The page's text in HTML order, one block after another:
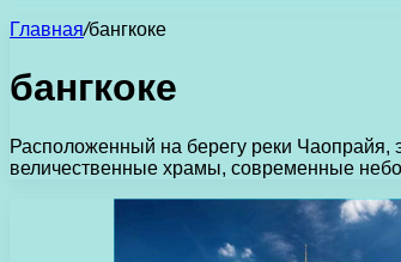
Главная/бангкоке
бангкоке
Расположенный на берегу реки Чаопрайя,
величественные храмы, современные